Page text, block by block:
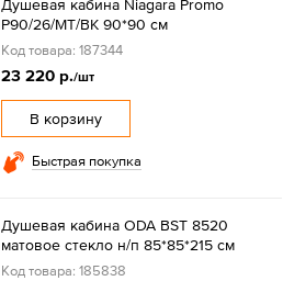
Душевая кабина Niagara Promo
P90/26/MT/BK 90*90 см
Код товара: 187344
23 220 р./шт
В корзину
Быстрая покупка
Душевая кабина ODA BST 8520
матовое стекло н/п 85*85*215 см
Код товара: 185838